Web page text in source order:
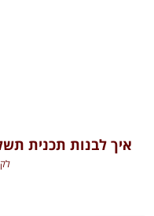
איך לבנות תכנית